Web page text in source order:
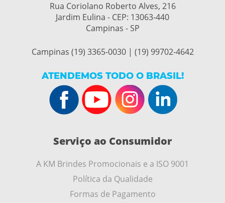
Rua Coriolano Roberto Alves, 216
Jardim Eulina - CEP: 13063-440
Campinas - SP
Campinas (19) 3365-0030 | (19) 99702-4642
ATENDEMOS TODO O BRASIL!
Serviço ao Consumidor
A KM Brindes Promocionais e a ISO 9001
Política da Qualidade
Formas de Pagamento